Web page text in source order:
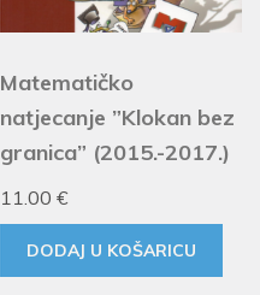
Matematičko
natjecanje ”Klokan bez
granica” (2015.-2017.)
11.00€
DODAJ U KOŠARICU